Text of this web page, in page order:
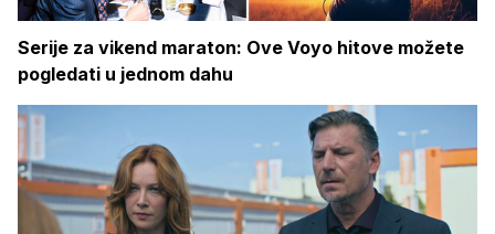
Serije za vikend maraton: Ove Voyo hitove možete
pogledati u jednom dahu